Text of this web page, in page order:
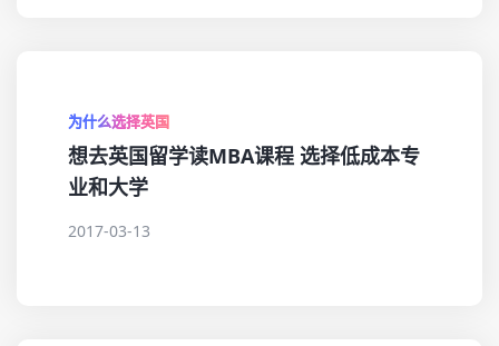
为什么选择英国
想去英国留学读MBA课程 选择低成本专
业和大学
2017-03-13